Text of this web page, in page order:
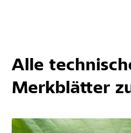
Alle
Merkblätter